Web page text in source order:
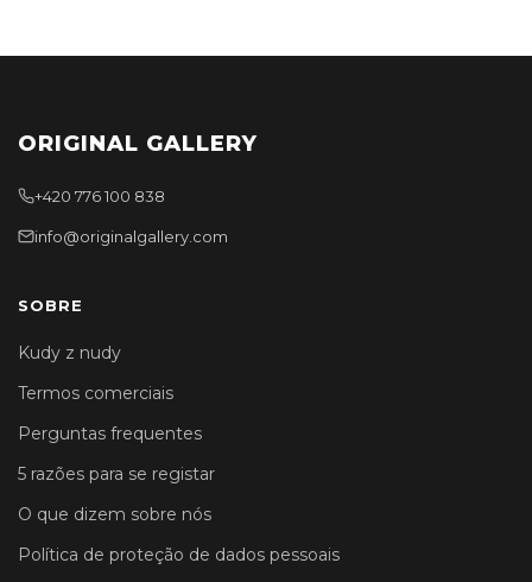
ORIGINAL GALLERY
+420 776 100 838
info@originalgallery.com
SOBRE
Kudy z nudy
Termos comerciais
Perguntas frequentes
5 razões para se registar
O que dizem sobre nós
Política de proteção de dados pessoais